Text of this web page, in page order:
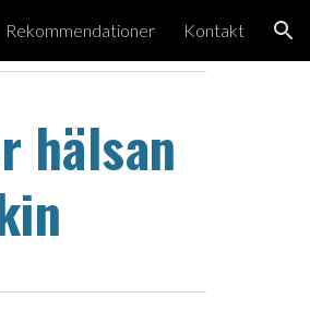
Rekommendationer Kontakt
hälsan